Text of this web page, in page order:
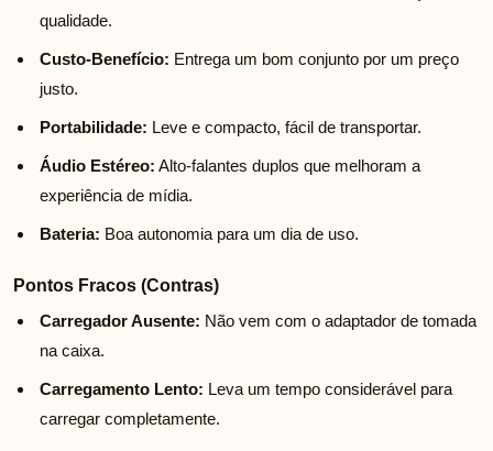
qualidade.
Custo-Benefício: Entrega um bom conjunto por um preço
justo.
Portabilidade: Leve e compacto, fácil de transportar.
Áudio Estéreo: Alto-falantes duplos que melhoram a
experiência de mídia.
Bateria: Boa autonomia para um dia de uso.
Pontos Fracos (Contras)
Carregador Ausente: Não vem com o adaptador de tomada
na caixa.
Carregamento Lento: Leva um tempo considerável para
carregar completamente.